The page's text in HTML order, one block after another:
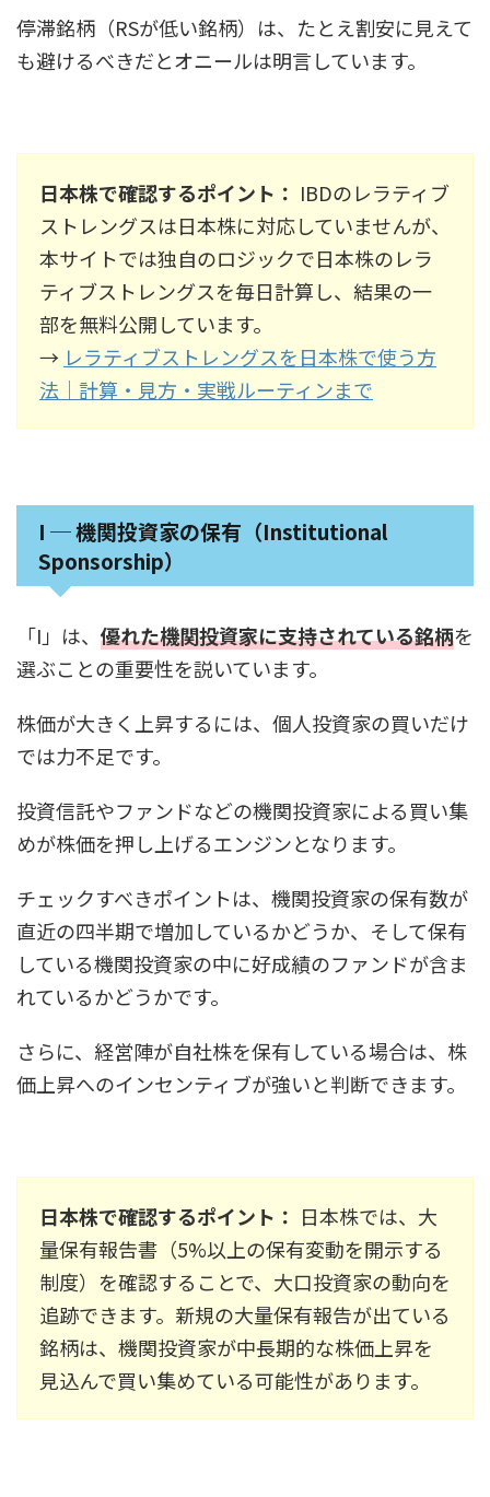
停滞銘柄（RSが低い銘柄）は、たとえ割安に見えて
も避けるべきだとオニールは明言しています。
日本株で確認するポイント： IBDのレラティブ
ストレングスは日本株に対応していませんが、
本サイトでは独自のロジックで日本株のレラ
ティブストレングスを毎日計算し、結果の一
部を無料公開しています。
→ レラティブストレングスを日本株で使う方
法｜計算・見方・実戦ルーティンまで
I ─ 機関投資家の保有（Institutional
Sponsorship）
「I」は、 優れた機関投資家に支持されている銘柄を
選ぶことの重要性を説いています。
株価が大きく上昇するには、個人投資家の買いだけ
では力不足です。
投資信託やファンドなどの機関投資家による買い集
めが株価を押し上げるエンジンとなります。
チェックすべきポイントは、機関投資家の保有数が
直近の四半期で増加しているかどうか、そして保有
している機関投資家の中に好成績のファンドが含ま
れているかどうかです。
さらに、経営陣が自社株を保有している場合は、株
価上昇へのインセンティブが強いと判断できます。
日本株で確認するポイント： 日本株では、大
量保有報告書（5%以上の保有変動を開示する
制度）を確認することで、大口投資家の動向を
追跡できます。新規の大量保有報告が出ている
銘柄は、機関投資家が中長期的な株価上昇を
見込んで買い集めている可能性があります。